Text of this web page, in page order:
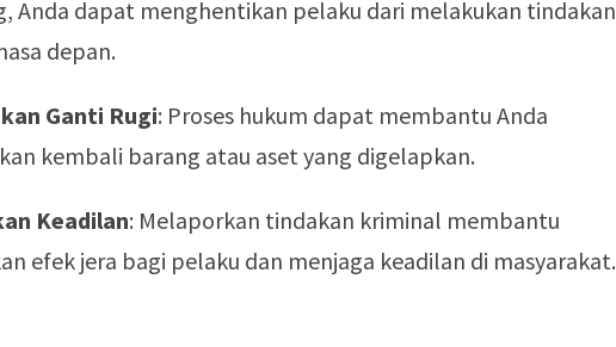
Anda dapat menghentikan pelaku dari melakukan tindakan
depan.
Ganti Rugi: Proses hukum dapat membantu Anda
kembali barang atau aset yang digelapkan.
Keadilan: Melaporkan tindakan kriminal membantu
efek jera bagi pelaku dan menjaga keadilan di masyarakat.